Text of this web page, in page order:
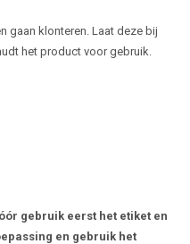
gaan klonteren. Laat deze bij
het product voor gebruik.
gebruik eerst het etiket en
en gebruik het